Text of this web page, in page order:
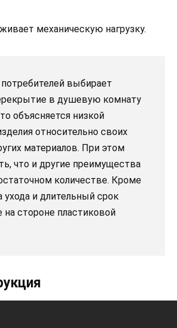
механическую нагрузку.
выбирает
в душевую комнату
объясняется низкой
относительно своих
материалов. При этом
что и другие преимущества
количестве. Кроме
ухода и длительный срок
стороне пластиковой